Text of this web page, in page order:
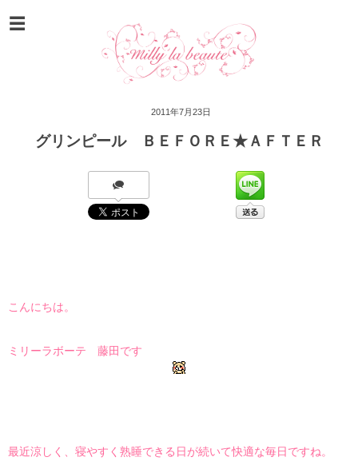
2011年7月23日
グリンピール ＢＥＦＯＲＥ★ＡＦＴＥＲ
こんにちは。
ミリーラボーテ 藤田です
最近涼しく、寝やすく熟睡できる日が続いて快適な毎日ですね。